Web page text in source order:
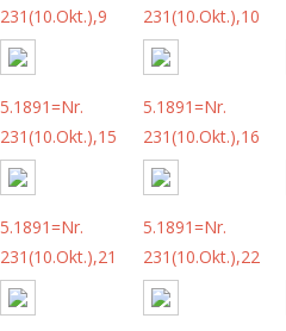
231(10.Okt.),9
231(10.Okt.),10
5.1891=Nr.
231(10.Okt.),15
5.1891=Nr.
231(10.Okt.),16
5.1891=Nr.
231(10.Okt.),21
5.1891=Nr.
231(10.Okt.),22